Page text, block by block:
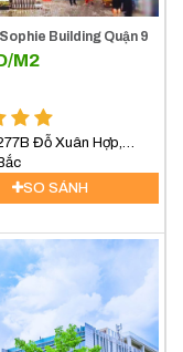
Building Quận 9
M2
Đỗ Xuân Hợp,
B, Quận 9
SO SÁNH